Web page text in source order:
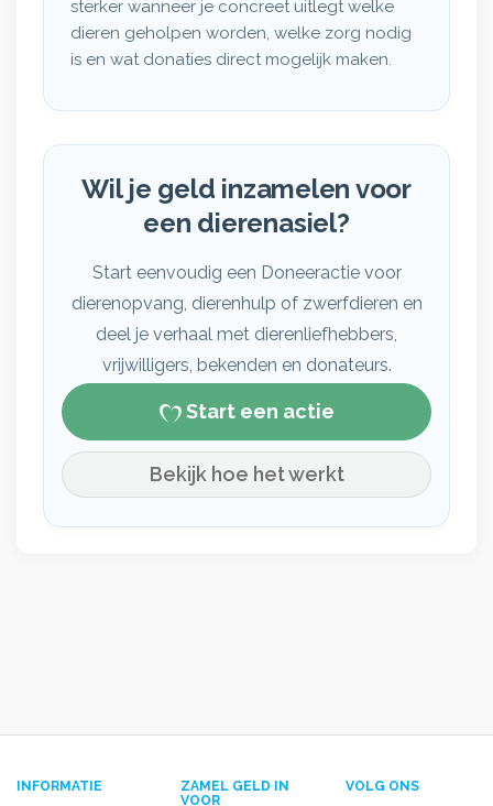
sterker wanneer je concreet uitlegt welke
dieren geholpen worden, welke zorg nodig
is en wat donaties direct mogelijk maken.
Wil je geld inzamelen voor
een dierenasiel?
Start eenvoudig een Doneeractie voor
dierenopvang, dierenhulp of zwerfdieren en
deel je verhaal met dierenliefhebbers,
vrijwilligers, bekenden en donateurs.
Start een actie
Bekijk hoe het werkt
INFORMATIE
ZAMEL GELD IN
VOOR
VOLG ONS